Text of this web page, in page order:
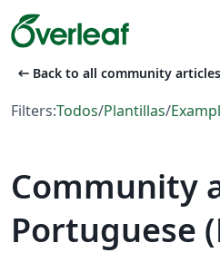
arrow_left_alt Back to all community articles
Filters:Todos/Plantillas/
Community
Portuguese